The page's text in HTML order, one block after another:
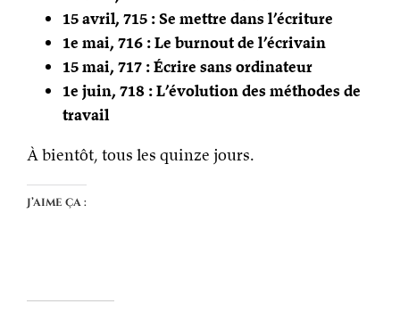
15 avril, 715 : Se mettre dans l’écriture
1e mai, 716 : Le burnout de l’écrivain
15 mai, 717 : Écrire sans ordinateur
1e juin, 718 : L’évolution des méthodes de
travail
À bientôt, tous les quinze jours.
J’aime ça :